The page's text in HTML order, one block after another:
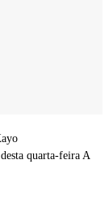
quarta-feira A